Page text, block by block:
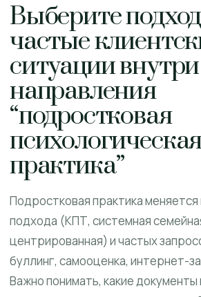
Выберите
частые
ситуации внутри
направления
“подростковая
практика”
Подростковая практика меняется
подхода (КПТ, системная
центрированная) и частых
буллинг, самооценка, интернет-
Важно понимать, какие